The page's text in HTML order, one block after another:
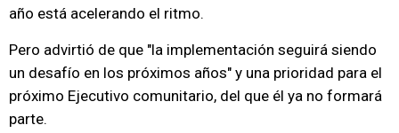
año está acelerando el ritmo.
Pero advirtió de que "la implementación seguirá siendo
un desafío en los próximos años" y una prioridad para el
próximo Ejecutivo comunitario, del que él ya no formará
parte.